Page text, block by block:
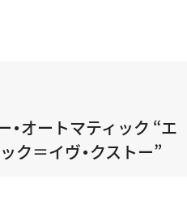
・オートマティック “エ
ク＝イヴ・クストー”